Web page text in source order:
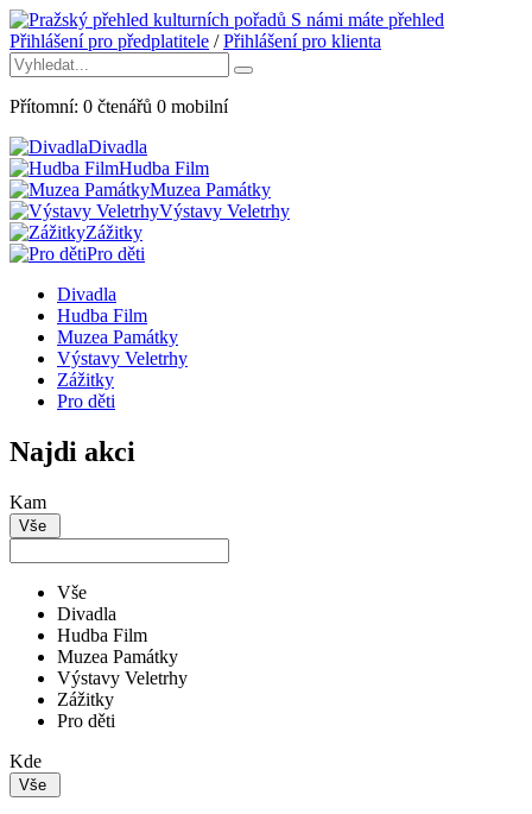
S námi máte přehled
Přihlášení pro předplatitele /Přihlášení pro klienta
Přítomní: 0 čtenářů 0 mobilní
Divadla
Hudba Film
Muzea Památky
Výstavy Veletrhy
Zážitky
Pro děti
Divadla
Hudba Film
Muzea Památky
Výstavy Veletrhy
Zážitky
Pro děti
Najdi akci
Kam
Vše
Vše
Divadla
Hudba Film
Muzea Památky
Výstavy Veletrhy
Zážitky
Pro děti
Kde
Vše